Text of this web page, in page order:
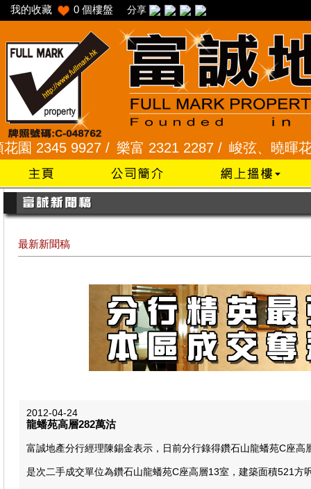
我的收藏 0 個樓盤 分享
2345 9927 /樂富 2321 2287 /峻弦、曉暉花園
最新新聞稿
2012-04-24
龍蟠苑高層282萬沽
富誠地產分行經理陳錫金表示，日前分行錄得鑽石山龍蟠苑C座
是次二手成交單位為鑽石山龍蟠苑C座高層13室，建築面積521